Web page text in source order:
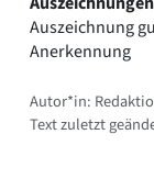
Auszeichnung
Anerkennung
Autor*in:
Text zuletzt